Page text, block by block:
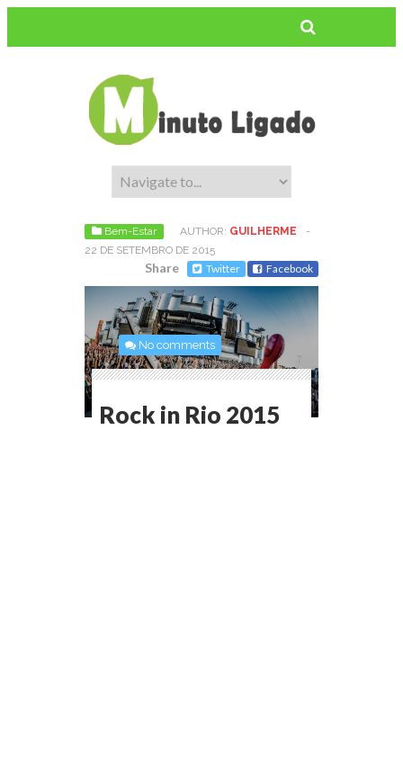
Bem-Estar AUTHOR: GUILHERME
-
22 DE SETEMBRO DE 2015
Share Twitter Facebook
No comments
Rock in Rio 2015